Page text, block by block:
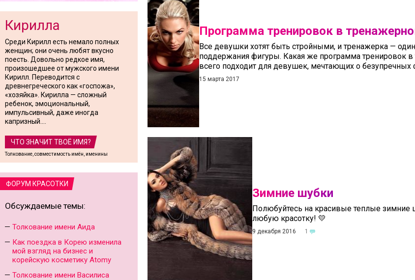
Кирилла
Среди Кирилл есть немало полных
женщин; они очень любят вкусно
поесть. Довольно редкое имя,
произошедшее от мужского имени
Кирилл. Переводится с
древнегреческого как «госпожа»,
«хозяйка». Кирилла — сложный
ребенок, эмоциональный,
импульсивный, даже иногда
капризный....
ЧТО ЗНАЧИТ ТВОЁ ИМЯ?
Толкование, совместимость имён, именины
ФОРУМ КРАСОТКИ
Обсуждаемые темы:
Толкование имени Аида
Как поездка в Корею изменила
мой взгляд на бизнес и
корейскую косметику Atomy
Толкование имени Василиса
Программа тренировок в
Все девушки хотят быть стройными, и тренажерка —
поддержания фигуры. Какая же программа тренировок
всего подходит для девушек, мечтающих о безупречных
15 марта 2017
Зимние шубки
Полюбуйтесь на красивые теплые зимние
любую красотку! 💛
1
9 декабря 2016